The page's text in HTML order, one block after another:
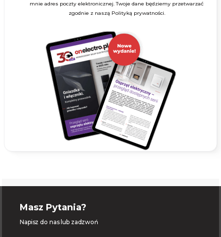
mnie adres poczty elektronicznej. Twoje dane będziemy przetwarzać
zgodnie z naszą Polityką prywatności.
Masz Pytania?
Napisz do nas lub zadzwoń